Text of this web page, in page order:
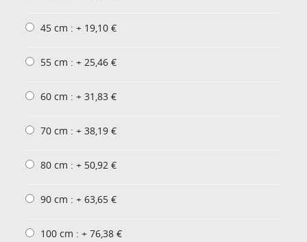
45 cm : + 19,10 €
55 cm : + 25,46 €
60 cm : + 31,83 €
70 cm : + 38,19 €
80 cm : + 50,92 €
90 cm : + 63,65 €
100 cm : + 76,38 €